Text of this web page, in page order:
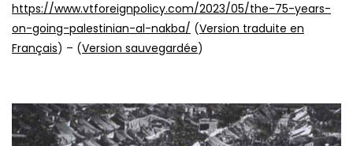
https://www.vtforeignpolicy.com/2023/05/the-75-years-
on-going-palestinian-al-nakba/ (Version traduite en
Français) – (Version sauvegardée)